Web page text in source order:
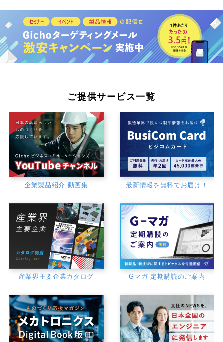
ご提供サービス一覧
企業製品紹介 動画集 最新情報を無料でお届け！
産業界主要企業カタログ Gマガ 定期購読のご案内